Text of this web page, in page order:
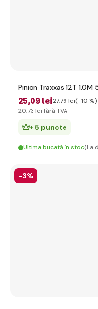
Pinion Traxxas 12T 1.0M
25,09 lei27,79 lei(-10 %)
20,73 lei fără TVA
+ 5 puncte
Ultima bucată în stoc(La
-3%